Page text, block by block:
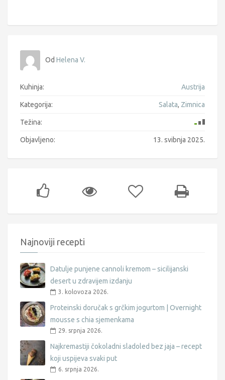
Od Helena V.
Kuhinja: Austrija
Kategorija: Salata, Zimnica
Težina:
Objavljeno: 13. svibnja 2025.
Najnoviji recepti
Datulje punjene cannoli kremom – sicilijanski
desert u zdravijem izdanju
3. kolovoza 2026.
Proteinski doručak s grčkim jogurtom | Overnight
mousse s chia sjemenkama
29. srpnja 2026.
Najkremastiji čokoladni sladoled bez jaja – recept
koji uspijeva svaki put
6. srpnja 2026.